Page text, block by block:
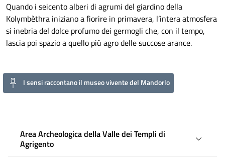
Quando i seicento alberi di agrumi del giardino della
Kolymbèthra iniziano a fiorire in primavera, l’intera atmosfera
si inebria del dolce profumo dei germogli che, con il tempo,
lascia poi spazio a quello più agro delle succose arance.
I sensi raccontano il museo vivente del Mandorlo
Area Archeologica della Valle dei Templi di
Agrigento